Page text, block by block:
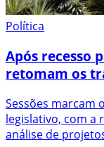
Política
Após recesso
retomam os
Sessões marcam
legislativo, com a
análise de